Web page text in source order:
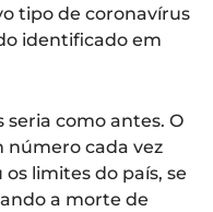
tipo de coronavírus
identificado em
como antes. O
número cada vez
limites do país, se
a morte de